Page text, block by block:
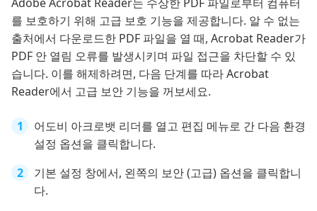
를 보호하기 위해 고급 보호 기능을 제공합니다. 알 수 없는
출처에서 다운로드한 PDF 파일을 열 때, Acrobat Reader가
PDF 안 열림 오류를 발생시키며 파일 접근을 차단할 수 있
습니다. 이를 해제하려면, 다음 단계를 따라 Acrobat
Reader에서 고급 보안 기능을 꺼보세요.
어도비 아크로뱃 리더를 열고 편집 메뉴로 간 다음 환경
설정 옵션을 클릭합니다.
기본 설정 창에서, 왼쪽의 보안 (고급) 옵션을 클릭합니
다.